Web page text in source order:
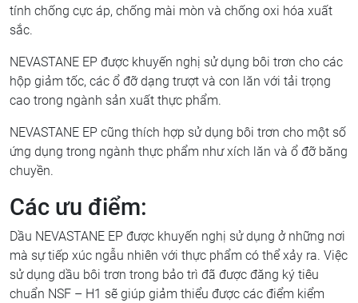
tính chống cực áp, chống mài mòn và chống oxi hóa xuất
sắc.
NEVASTANE EP được khuyến nghị sử dụng bôi trơn cho các
hộp giảm tốc, các ổ đỡ dạng trượt và con lăn với tải trọng
cao trong ngành sản xuất thực phẩm.
NEVASTANE EP cũng thích hợp sử dụng bôi trơn cho một số
ứng dụng trong ngành thực phẩm như xích lăn và ổ đỡ băng
chuyền.
Các ưu điểm:
Dầu NEVASTANE EP được khuyến nghị sử dụng ở những nơi
mà sự tiếp xúc ngẫu nhiên với thực phẩm có thể xảy ra. Việc
sử dụng dầu bôi trơn trong bảo trì đã được đăng ký tiêu
chuẩn NSF – H1 sẽ giúp giảm thiểu được các điểm kiểm